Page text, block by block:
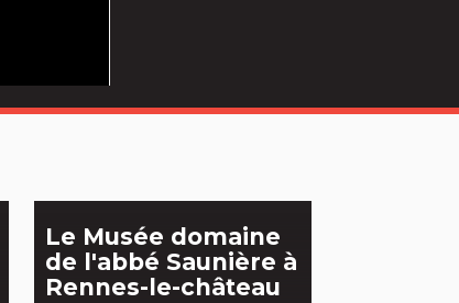
Le Musée domaine
de l'abbé Saunière à
Rennes-le-château